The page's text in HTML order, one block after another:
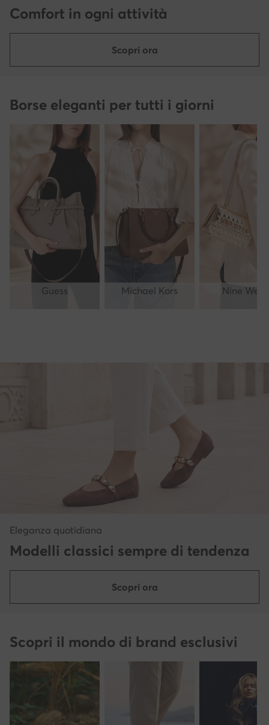
Comfort in ogni attività
Scopri ora
Borse eleganti per tutti i giorni
Guess Michael Kors Nine West
Eleganza quotidiana
Modelli classici sempre di tendenza
Scopri ora
Scopri il mondo di brand esclusivi